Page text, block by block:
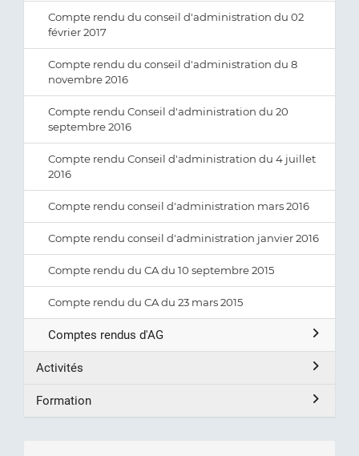
Compte rendu du conseil d'administration du 02
février 2017
Compte rendu du conseil d'administration du 8
novembre 2016
Compte rendu Conseil d'administration du 20
septembre 2016
Compte rendu Conseil d'administration du 4 juillet
2016
Compte rendu conseil d'administration mars 2016
Compte rendu conseil d'administration janvier 2016
Compte rendu du CA du 10 septembre 2015
Compte rendu du CA du 23 mars 2015
Comptes rendus d'AG
Activités
Formation